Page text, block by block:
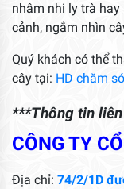
nhâm nhi ly trà
cảnh, ngắm nhìn
Quý khách có thể
cây tại: HD chăm
***Thông tin
CÔNG TY
Địa chỉ: 74/2/1D